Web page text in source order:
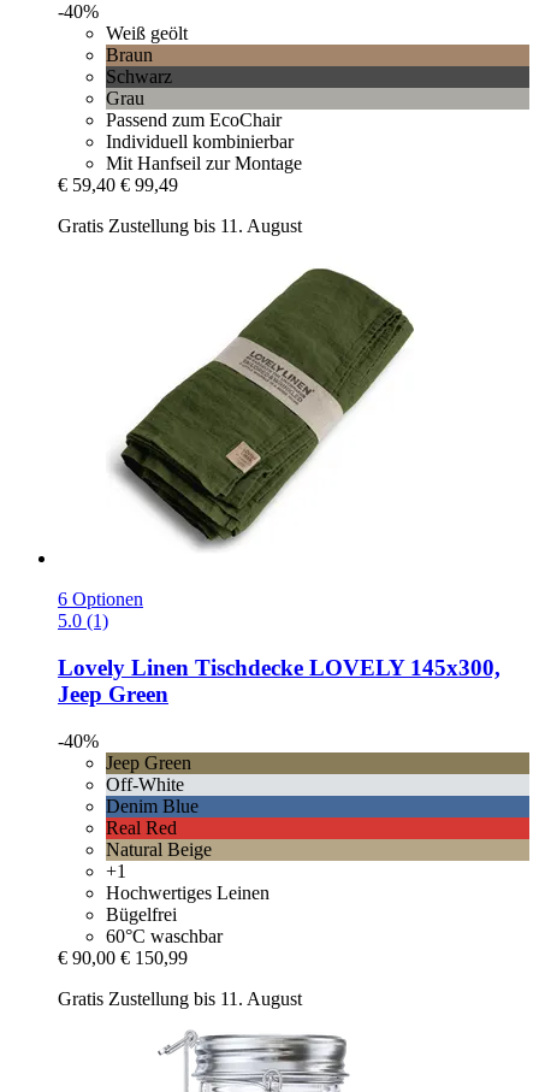
-40%
Weiß geölt
Braun
Schwarz
Grau
Passend zum EcoChair
Individuell kombinierbar
Mit Hanfseil zur Montage
€ 59,40 € 99,49
Gratis Zustellung bis 11. August
6 Optionen
5.0 (1)
Lovely Linen Tischdecke LOVELY 145x300,
Jeep Green
-40%
Jeep Green
Off-White
Denim Blue
Real Red
Natural Beige
+1
Hochwertiges Leinen
Bügelfrei
60°C waschbar
€ 90,00 € 150,99
Gratis Zustellung bis 11. August